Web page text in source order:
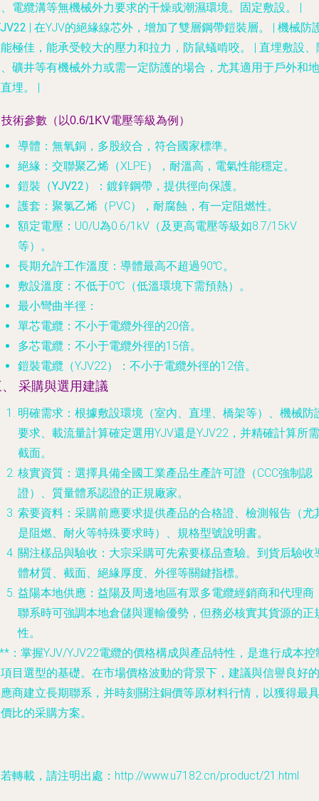
電纜溝等無機械外力要求的干燥或潮濕環境。固定敷設。 |
| 在YJV的絕緣線芯外，增加了雙層鋼帶鎧裝層。 | 機械防
極佳 ，能承受較大的壓力和拉力，防鼠蟻啃咬。 | 直埋敷設
礦井等有機械外力或需一定防護的場合，尤其適用于戶外和地
埋。 |
術參數（以0.6/1KV電壓等級為例）
導體 ：無氧銅，多股絞合，符合國家標準。
絕緣 ：交聯聚乙烯（XLPE），耐溫高，電氣性能穩定。
鎧裝（YJV22）
：鍍鋅鋼帶，提供徑向保護。
護套 ：聚氯乙烯（PVC），耐腐蝕，有一定阻燃性。
額定電壓 ：U0/U為0.6/1kV（及更高電壓等級如8.7/15kV
等）。
長期允許工作溫度 ：導體最高不超過90℃。
敷設溫度 ：不低于0℃（低溫環境下需預熱）。
最小彎曲半徑 ：
單芯電纜：不小于電纜外徑的20倍。
多芯電纜：不小于電纜外徑的15倍。
鎧裝電纜（YJV22）：不小于電纜外徑的12倍。
采購與選用建議
明確需求 ：根據敷設環境（室內、直埋、橋架等）、機械防
要求、載流量計算確定選用YJV還是YJV22，并精確計算所需
截面。
核實資質 ：選擇具備全國工業產品生產許可證（CCC強制認
證）、質量體系認證的正規廠家。
索要資料 ：采購前應要求提供產品的合格證、檢測報告（尤
是阻燃、耐火等特殊要求時）、規格型號說明書。
關注樣品與驗收 ：大宗采購可先索要樣品查驗。到貨后驗收
體材質、截面、絕緣厚度、外徑等關鍵指標。
益陽本地供應 ：益陽及周邊地區有眾多電纜經銷商和代理商
聯系時可強調本地倉儲與運輸優勢，但務必核實其貨源的正
性。
：掌握YJV/YJV22電纜的價格構成與產品特性，是進行成本控
目選型的基礎。在市場價格波動的背景下，建議與信譽良好的
商建立長期聯系，并時刻關注銅價等原材料行情，以獲得最具
比的采購方案。
轉載，請注明出處：http://www.u7182.cn/product/21.html